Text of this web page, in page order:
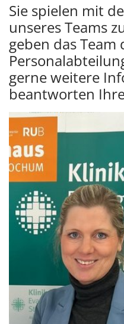
Sie spielen mit
unseres Teams
geben das Team
gerne weitere
beantworten